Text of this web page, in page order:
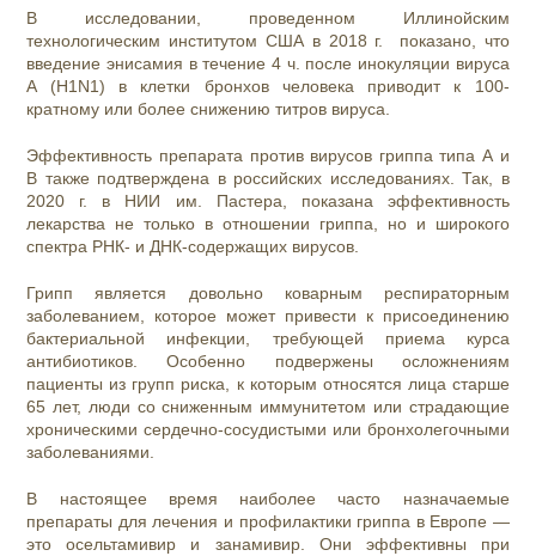
В исследовании, проведенном Иллинойским
технологическим институтом США в 2018 г. показано, что
введение энисамия в течение 4 ч. после инокуляции вируса
A (H1N1) в клетки бронхов человека приводит к 100-
кратному или более снижению титров вируса.
Эффективность препарата против вирусов гриппа типа А и
В также подтверждена в российских исследованиях. Так, в
2020 г. в НИИ им. Пастера, показана эффективность
лекарства не только в отношении гриппа, но и широкого
спектра РНК- и ДНК-содержащих вирусов.
Грипп является довольно коварным респираторным
заболеванием, которое может привести к присоединению
бактериальной инфекции, требующей приема курса
антибиотиков. Особенно подвержены осложнениям
пациенты из групп риска, к которым относятся лица старше
65 лет, люди со сниженным иммунитетом или страдающие
хроническими сердечно-сосудистыми или бронхолегочными
заболеваниями.
В настоящее время наиболее часто назначаемые
препараты для лечения и профилактики гриппа в Европе —
это осельтамивир и занамивир. Они эффективны при